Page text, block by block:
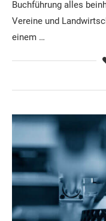
Buchführung alles
Vereine und
einem …